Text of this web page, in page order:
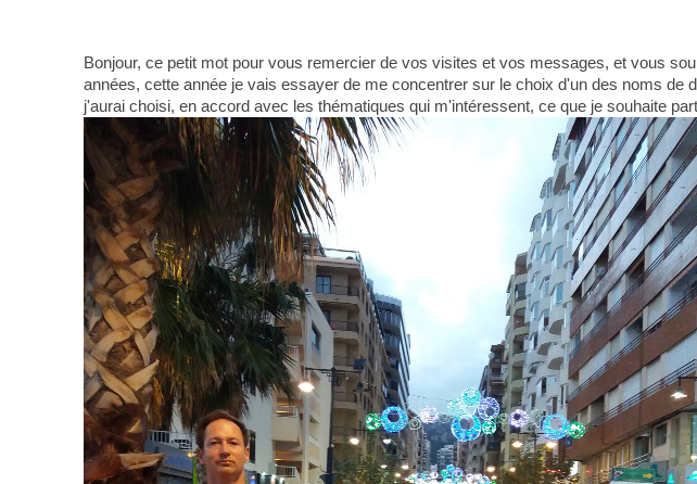
Bonjour, ce petit mot pour vous remercier de vos visites et vos messages, et vous
années, cette année je vais essayer de me concentrer sur le choix d'un des noms
j'aurai choisi, en accord avec les thématiques qui m'intéressent, ce que je souhaite